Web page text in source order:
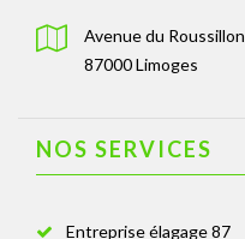
Avenue du Roussillon
87000 Limoges
NOS SERVICES
Entreprise élagage 87